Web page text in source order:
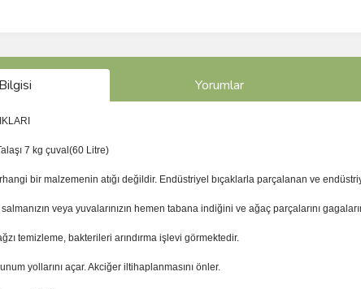
Yorumlar
7 kg çuval(60 Litre)
bir malzemenin atığı değildir. Endüstriyel bıçaklarla parçalanan ve
veya yuvalarınızın hemen tabana indiğini ve ağaç parçalarını
temizleme, bakterileri arındırma işlevi görmektedir.
yollarını açar. Akciğer iltihaplanmasını önler.